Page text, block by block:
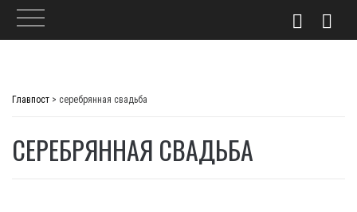
Главпост > серебрянная свадьба
СЕРЕБРЯННАЯ СВАДЬБА